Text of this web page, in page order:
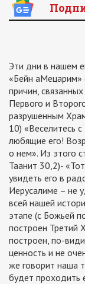
Эти дни в нашем
«Бейн аМецарим»
причин,
Первого и
разрушенным
10) «Веселитесь
любящие его!
о нем». Из этого
Таанит 30,2)-
увидеть его в
Иерусалиме – не
всей нашей
этапе (с Божьей
построен Третий
построен, по-
ценность и не
же говорит наша
будет проходить